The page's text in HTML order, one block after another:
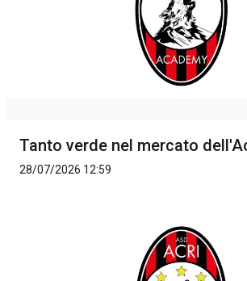
Tanto verde nel mercato
28/07/2026 12:59